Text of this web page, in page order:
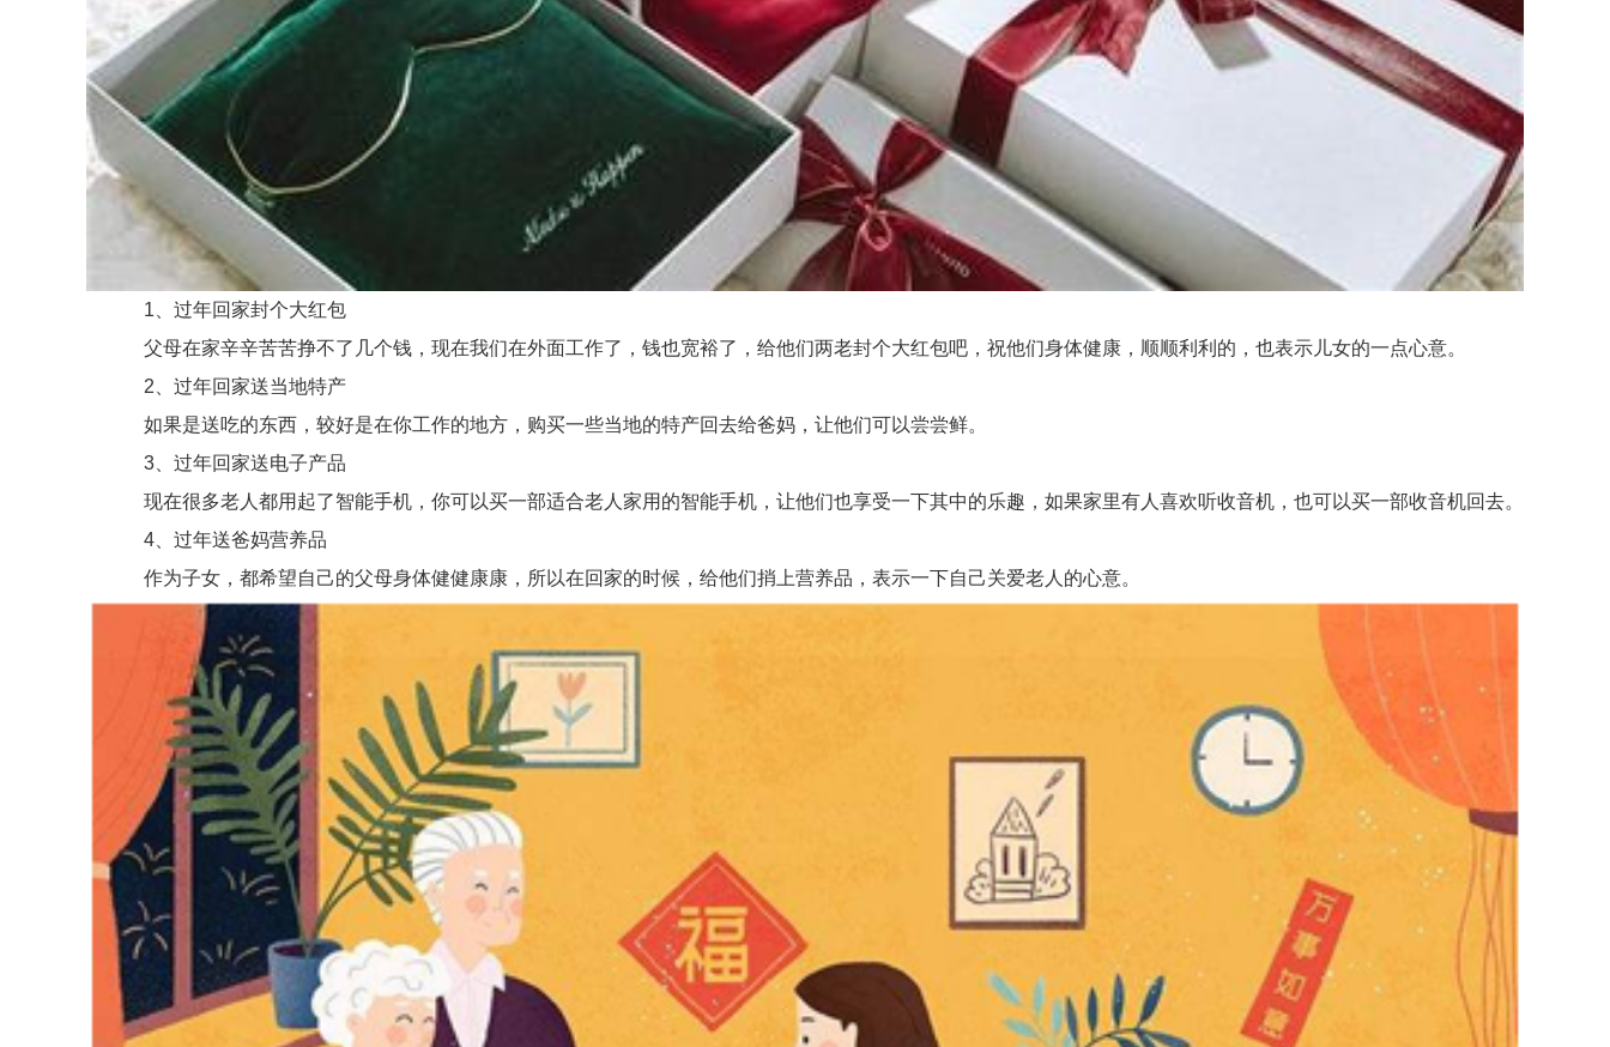
1、过年回家封个大红包
父母在家辛辛苦苦挣不了几个钱，现在我们在外面工作了，钱也宽裕了，给他们两老封个大红包吧，祝他们身体健康，顺顺利利的，也表示儿女的一点心意。
2、过年回家送当地特产
如果是送吃的东西，较好是在你工作的地方，购买一些当地的特产回去给爸妈，让他们可以尝尝鲜。
3、过年回家送电子产品
现在很多老人都用起了智能手机，你可以买一部适合老人家用的智能手机，让他们也享受一下其中的乐趣，如果家里有人喜欢听收音机，也可以买一部收音机回去。
4、过年送爸妈营养品
作为子女，都希望自己的父母身体健健康康，所以在回家的时候，给他们捎上营养品，表示一下自己关爱老人的心意。